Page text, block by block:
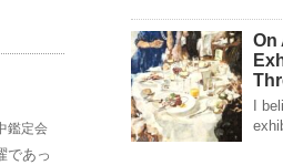
鑑定会
であっ
On
I